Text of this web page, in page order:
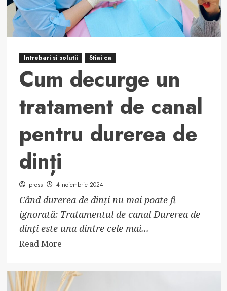
Intrebari si solutii Stiai ca
Cum decurge un
tratament de canal
pentru durerea de
dinți
press 4 noiembrie 2024
Când durerea de dinți nu mai poate fi
ignorată: Tratamentul de canal Durerea de
dinți este una dintre cele mai...
Read MoreRead
about
Cum